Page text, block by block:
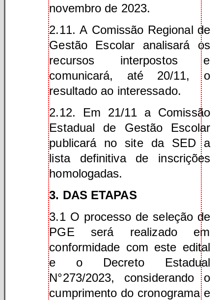
novembro de 2023.
2.11. A Comissão Regional de
Gestão Escolar analisará os
recursos interpostos e
comunicará, até 20/11, o
resultado ao interessado.
2.12. Em 21/11 a Comissão
Estadual de Gestão Escolar
publicará no site da SED a
lista definitiva de inscrições
homologadas.
3. DAS ETAPAS
3.1 O processo de seleção de
PGE será realizado em
conformidade com este edital
e o Decreto Estadual
N°273/2023, considerando o
cumprimento do cronograma e